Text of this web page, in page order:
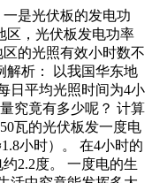
是光伏板的发电功
区，光伏板发电功率
的光照有效小时数不
解析： 以我国华东地
日平均光照时间为4小
究竟有多少呢？ ‌计算
瓦的光伏板发一度电
小时）。 在4小时的
2.2度。 一度电的生